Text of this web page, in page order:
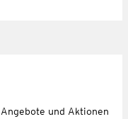
und Aktionen